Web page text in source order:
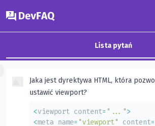
DevFAQ
Lista pytań
Jaka jest dyrektywa HTML, która
ustawić viewport?
<viewport content= "...">
<meta name= "viewport" content=